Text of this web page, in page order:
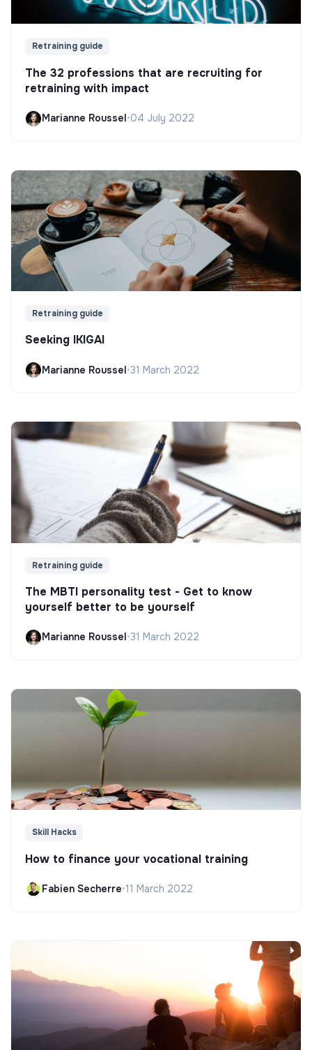
Retraining guide
The 32 professions that are recruiting for
retraining with impact
Marianne Roussel•04 July 2022
Retraining guide
Seeking IKIGAI
Marianne Roussel•31 March 2022
Retraining guide
The MBTI personality test - Get to know
yourself better to be yourself
Marianne Roussel •31 March 2022
Skill Hacks
How to finance your vocational training
Fabien Secherre•11 March 2022